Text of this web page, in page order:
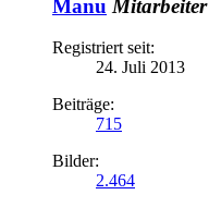
Manu Mitarbeiter
Registriert seit:
24. Juli 2013
Beiträge:
715
Bilder:
2.464